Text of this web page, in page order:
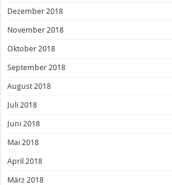
Dezember 2018
November 2018
Oktober 2018
September 2018
August 2018
Juli 2018
Juni 2018
Mai 2018
April 2018
März 2018